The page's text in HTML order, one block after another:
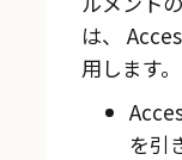
は、
用します。
を引